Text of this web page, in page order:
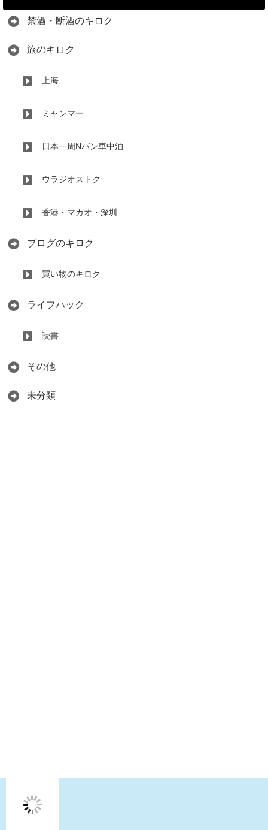
禁酒・断酒のキロク
旅のキロク
上海
ミャンマー
日本一周Nバン車中泊
ウラジオストク
香港・マカオ・深圳
ブログのキロク
買い物のキロク
ライフハック
読書
その他
未分類